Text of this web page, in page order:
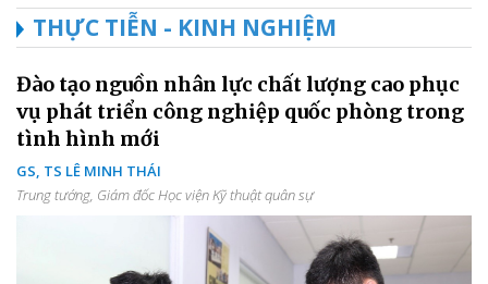
THỰC TIỄN - KINH NGHIỆM
Đào tạo nguồn nhân lực chất lượng cao phục
vụ phát triển công nghiệp quốc phòng trong
tình hình mới
GS, TS LÊ MINH THÁI
Trung tướng, Giám đốc Học viện Kỹ thuật quân sự